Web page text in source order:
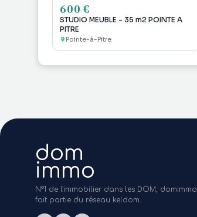
600 €
STUDIO MEUBLE - 35 m2 POINTE A
PITRE
Pointe-à-Pitre
dom
immo
N°1 de l'immobilier dans les DOM, domimmo
fait partie du réseau keldom.